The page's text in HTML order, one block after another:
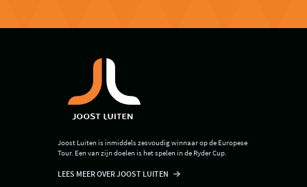
Joost Luiten is inmiddels zesvoudig winnaar op de Europese
Tour. Een van zijn doelen is het spelen in de Ryder Cup.
LEES MEER OVER JOOST LUITEN